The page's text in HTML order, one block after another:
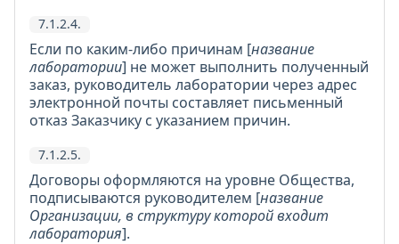
7.1.2.4.
Если по каким-либо причинам [название
лаборатории] не может выполнить полученный
заказ, руководитель лаборатории через адрес
электронной почты составляет письменный
отказ Заказчику с указанием причин.
7.1.2.5.
Договоры оформляются на уровне Общества,
подписываются руководителем [название
Организации, в структуру которой входит
лаборатория].